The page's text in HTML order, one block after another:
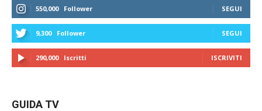
550,000 Follower SEGUI
9,300 Follower SEGUI
290,000 Iscritti ISCRIVITI
GUIDA TV